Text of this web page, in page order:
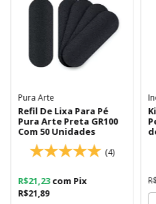
Pura Arte
Refil De Lixa Para Pé
Pura Arte Preta GR100
Com 50 Unidades
(4)
R$21,89
R$21,23com Pix